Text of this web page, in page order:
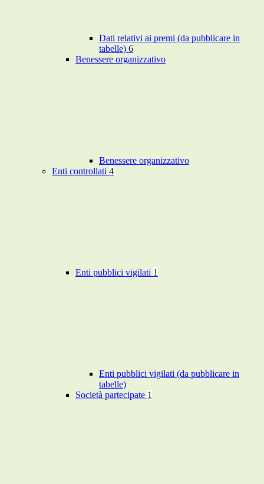
Dati relativi ai premi (da pubblicare in
tabelle) 6
Benessere organizzativo
Benessere organizzativo
Enti controllati 4
Enti pubblici vigilati 1
Enti pubblici vigilati (da pubblicare in
tabelle)
Società partecipate 1